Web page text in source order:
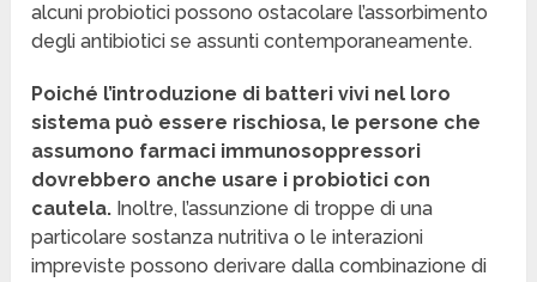
alcuni probiotici possono ostacolare l’assorbimento
degli antibiotici se assunti contemporaneamente.
Poiché l’introduzione di batteri vivi nel loro
sistema può essere rischiosa, le persone che
assumono farmaci immunosoppressori
dovrebbero anche usare i probiotici con
cautela. Inoltre, l’assunzione di troppe di una
particolare sostanza nutritiva o le interazioni
impreviste possono derivare dalla combinazione di